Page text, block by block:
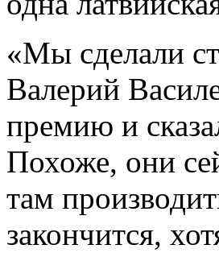
«Мы сделали
Валерий
премию и
Похоже, они
там
закончится,